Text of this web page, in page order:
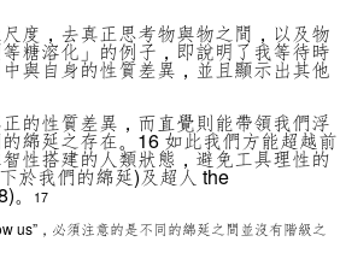
度，去真正思考物與物之間，以及物
糖溶化」的例子，即說明了我等待時
與自身的性質差異，並且顯示出其他
的性質差異，而直覺則能帶領我們浮
綿延之存在。 16如此我們方能超越前
性搭建的人類狀態，避免工具理性的
於我們的綿延)及超人 the
。17
us”，必須注意的是不同的綿延之間並沒有階級之